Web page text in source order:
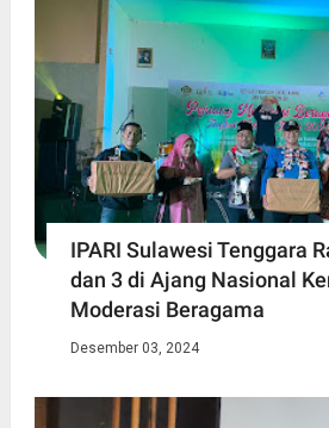
IPARI Sulawesi Tenggara
dan 3 di Ajang Nasional
Moderasi Beragama
Desember 03, 2024